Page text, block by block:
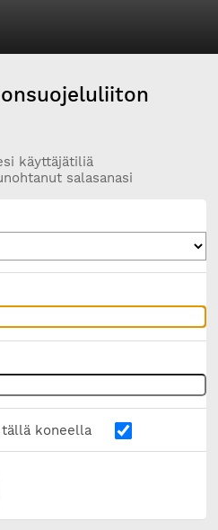
käyttäjätiliä
salasanasi
koneella